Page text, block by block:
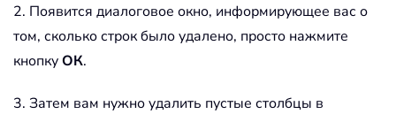
2. Появится диалоговое окно, информирующее вас о
том, сколько строк было удалено, просто нажмите
кнопкуОК.
3. Затем вам нужно удалить пустые столбцы в